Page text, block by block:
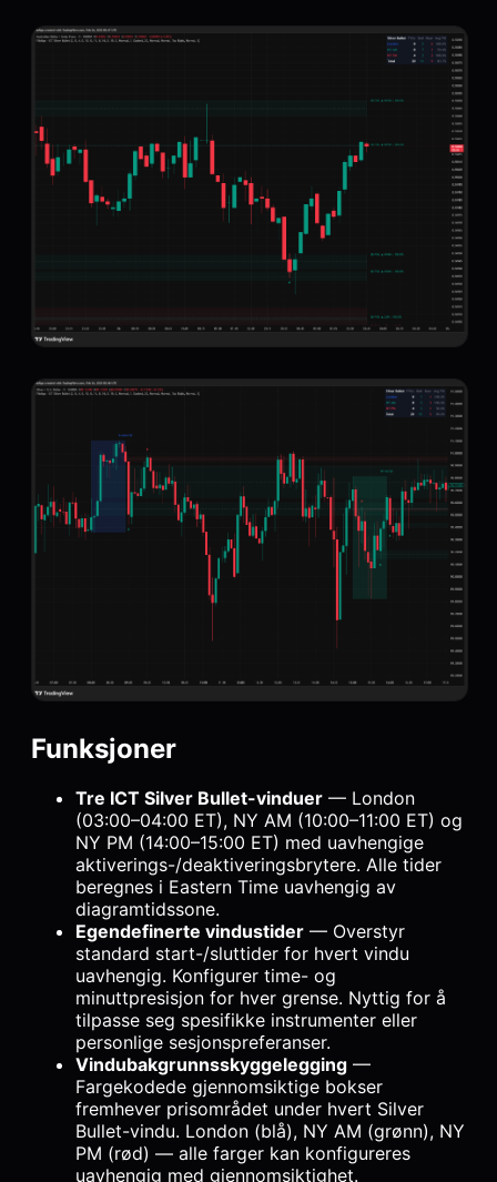
Funksjoner
Tre ICT Silver Bullet-vinduer — London
(03:00–04:00 ET), NY AM (10:00–11:00 ET) og
NY PM (14:00–15:00 ET) med uavhengige
aktiverings-/deaktiveringsbrytere. Alle tider
beregnes i Eastern Time uavhengig av
diagramtidssone.
Egendefinerte vindustider — Overstyr
standard start-/sluttider for hvert vindu
uavhengig. Konfigurer time- og
minuttpresisjon for hver grense. Nyttig for å
tilpasse seg spesifikke instrumenter eller
personlige sesjonspreferanser.
Vindubakgrunnsskyggelegging —
Fargekodede gjennomsiktige bokser
fremhever prisområdet under hvert Silver
Bullet-vindu. London (blå), NY AM (grønn), NY
PM (rød) — alle farger kan konfigureres
uavhengig med gjennomsiktighet.